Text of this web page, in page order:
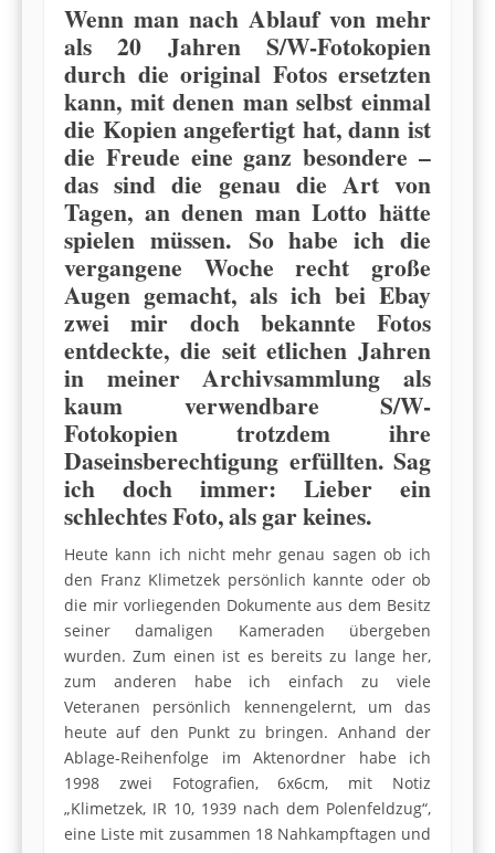
Wenn man nach Ablauf von mehr
als 20 Jahren S/W-Fotokopien
durch die original Fotos ersetzten
kann, mit denen man selbst einmal
die Kopien angefertigt hat,dann ist
die Freude eine ganz besondere –
das sind die genau die Art von
Tagen, andenen man Lotto hätte
spielen müssen. So habe ich die
vergangene Woche recht große
Augen gemacht, als ich bei Ebay
zwei mir doch bekannte Fotos
entdeckte, die seit etlichen Jahren
in meiner Archivsammlung als
kaum verwendbare S/W-
Fotokopien trotzdem ihre
Daseinsberechtigung erfüllten. Sag
ich doch immer: Lieber ein
schlechtes Foto, als gar keines.
Heute kann ich nicht mehr genau sagen ob ich
den Franz Klimetzek persönlich kannte oder ob
die mir vorliegenden Dokumente aus dem Besitz
seiner damaligen Kameraden übergeben
wurden. Zum einen ist es bereits zu lange her,
zum anderen habe ich einfach zu viele
Veteranen persönlich kennengelernt, um das
heute auf den Punkt zu bringen. Anhand der
Ablage-Reihenfolge im Aktenordner habe ich
1998 zwei Fotografien, 6x6cm, mit Notiz
„Klimetzek, IR 10, 1939 nach dem Polenfeldzug“,
eine Liste mit zusammen 18 Nahkampftagen und